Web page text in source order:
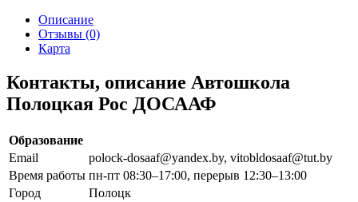
Описание
Отзывы (0)
Карта
Контакты, описание Автошкола
Полоцкая Рос ДОСААФ
Образование
Email
polock-dosaaf@yandex.by, vitobldosaaf@tut.by
Время работы пн-пт 08:30–17:00, перерыв 12:30–13:00
Город
Полоцк